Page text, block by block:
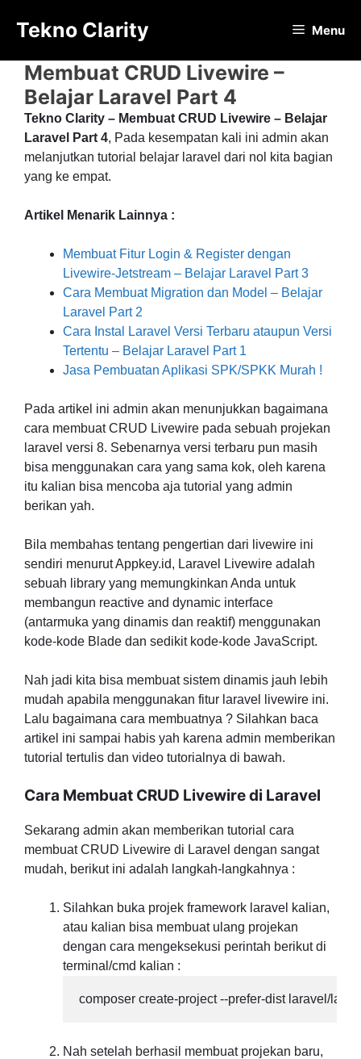
Tekno Clarity Menu
Membuat CRUD Livewire –
Belajar Laravel Part 4
Tekno Clarity – Membuat CRUD Livewire – Belajar
Laravel Part 4, Pada kesempatan kali ini admin akan
melanjutkan tutorial belajar laravel dari nol kita bagian
yang ke empat.
Artikel Menarik Lainnya :
Membuat Fitur Login & Register dengan
Livewire-Jetstream – Belajar Laravel Part 3
Cara Membuat Migration dan Model – Belajar
Laravel Part 2
Cara Instal Laravel Versi Terbaru ataupun Versi
Tertentu – Belajar Laravel Part 1
Jasa Pembuatan Aplikasi SPK/SPKK Murah !
Pada artikel ini admin akan menunjukkan bagaimana
cara membuat CRUD Livewire pada sebuah projekan
laravel versi 8. Sebenarnya versi terbaru pun masih
bisa menggunakan cara yang sama kok, oleh karena
itu kalian bisa mencoba aja tutorial yang admin
berikan yah.
Bila membahas tentang pengertian dari livewire ini
sendiri menurut Appkey.id, Laravel Livewire adalah
sebuah library yang memungkinkan Anda untuk
membangun reactive and dynamic interface
(antarmuka yang dinamis dan reaktif) menggunakan
kode-kode Blade dan sedikit kode-kode JavaScript.
Nah jadi kita bisa membuat sistem dinamis jauh lebih
mudah apabila menggunakan fitur laravel livewire ini.
Lalu bagaimana cara membuatnya ? Silahkan baca
artikel ini sampai habis yah karena admin memberikan
tutorial tertulis dan video tutorialnya di bawah.
Cara Membuat CRUD Livewire di Laravel
Sekarang admin akan memberikan tutorial cara
membuat CRUD Livewire di Laravel dengan sangat
mudah, berikut ini adalah langkah-langkahnya :
Silahkan buka projek framework laravel kalian,
atau kalian bisa membuat ulang projekan
dengan cara mengeksekusi perintah berikut di
terminal/cmd kalian :
composer create-project --prefer-dist laravel/
Nah setelah berhasil membuat projekan baru,